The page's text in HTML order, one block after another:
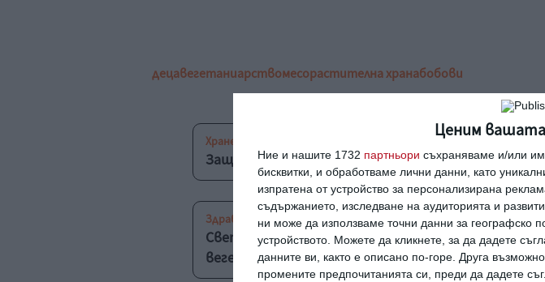
Ценим
Ние и нашите 1732 партньори съхраняваме и/или
бисквитки, и обработваме лични данни, като
изпратена от устройство за персонализирана
съдържанието, изследване на аудиторията и
ни може да използваме точни данни за географско
устройството. Можете да кликнете, за да дадете
данните ви, както е описано по-горе. Друга
промените предпочитанията си, преди да дадете
децавегетаниарствомесорастителна хранабобови
Хранене
Защо аз съм вегетарианка, а синът ми не е
Здраве
Световната здравна организация вече не
вегетарианците